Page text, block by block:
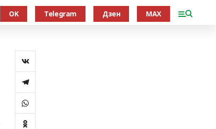
OK Telegram Дзен MAX